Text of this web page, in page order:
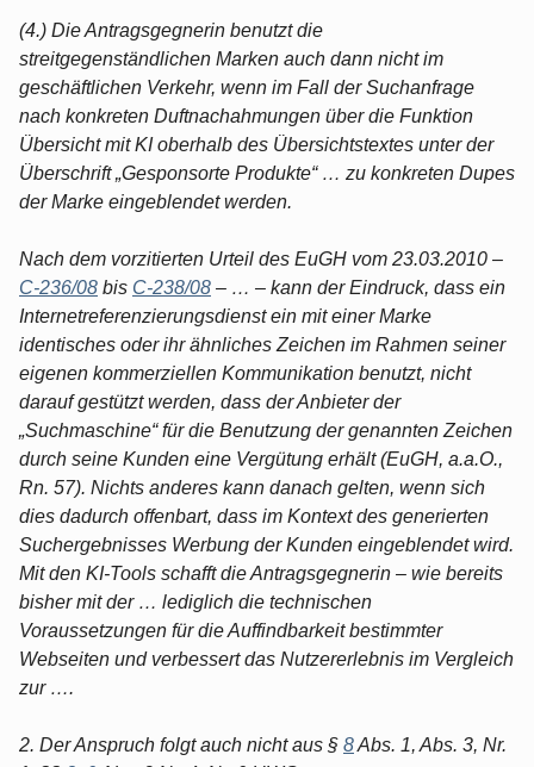
(4.) Die Antragsgegnerin benutzt die
streitgegenständlichen Marken auch dann nicht im
geschäftlichen Verkehr, wenn im Fall der Suchanfrage
nach konkreten Duftnachahmungen über die Funktion
Übersicht mit KI oberhalb des Übersichtstextes unter der
Überschrift „Gesponsorte Produkte“ … zu konkreten Dupes
der Marke eingeblendet werden.
Nach dem vorzitierten Urteil des EuGH vom 23.03.2010 –
C-236/08 bis C-238/08 – … – kann der Eindruck, dass ein
Internetreferenzierungsdienst ein mit einer Marke
identisches oder ihr ähnliches Zeichen im Rahmen seiner
eigenen kommerziellen Kommunikation benutzt, nicht
darauf gestützt werden, dass der Anbieter der
„Suchmaschine“ für die Benutzung der genannten Zeichen
durch seine Kunden eine Vergütung erhält (EuGH, a.a.O.,
Rn. 57). Nichts anderes kann danach gelten, wenn sich
dies dadurch offenbart, dass im Kontext des generierten
Suchergebnisses Werbung der Kunden eingeblendet wird.
Mit den KI-Tools schafft die Antragsgegnerin – wie bereits
bisher mit der … lediglich die technischen
Voraussetzungen für die Auffindbarkeit bestimmter
Webseiten und verbessert das Nutzererlebnis im Vergleich
zur ….
2. Der Anspruch folgt auch nicht aus § 8Abs. 1, Abs. 3, Nr.